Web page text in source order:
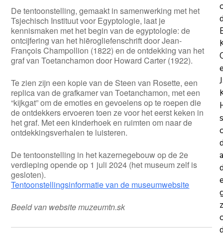
De tentoonstelling, gemaakt in samenwerking met het
Tsjechisch Instituut voor Egyptologie, laat je
kennismaken met het begin van de egyptologie: de
ontcijfering van het hiërogliefenschrift door Jean-
François Champollion (1822) en de ontdekking van het
graf van Toetanchamon door Howard Carter (1922).
Te zien zijn een kopie van de Steen van Rosette, een
replica van de grafkamer van Toetanchamon, met een
“kijkgat” om de emoties en gevoelens op te roepen die
de ontdekkers ervoeren toen ze voor het eerst keken in
het graf. Met een kinderhoek en ruimten om naar de
ontdekkingsverhalen te luisteren.
De tentoonstelling in het kazernegebouw op de 2e
verdieping opende op 1 juli 2024 (het museum zelf is
gesloten).
Tentoonstellingsinformatie van de museumwebsite
Beeld van website muzeumtn.sk